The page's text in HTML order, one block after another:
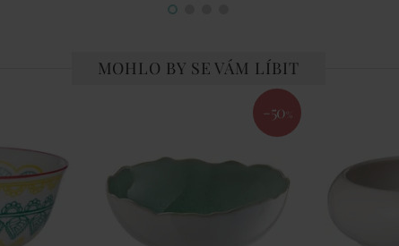
MOHLO BY SE VÁM LÍBIT
-50 %